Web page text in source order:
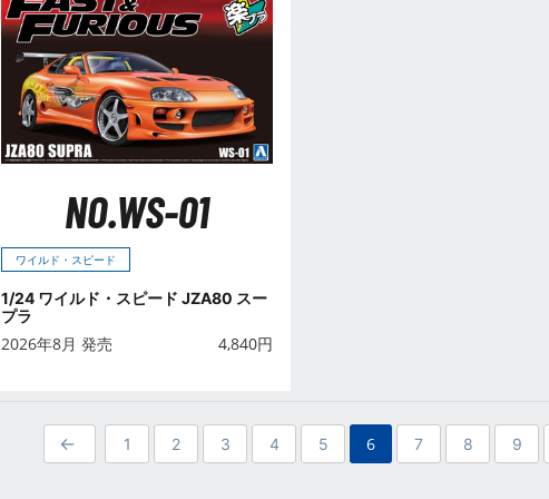
NO.WS-01
ワイルド・スピード
1/24 ワイルド・スピード JZA80 スー
プラ
2026年8月 発売 4,840円
1 2 3 4 5 6 7 8 9